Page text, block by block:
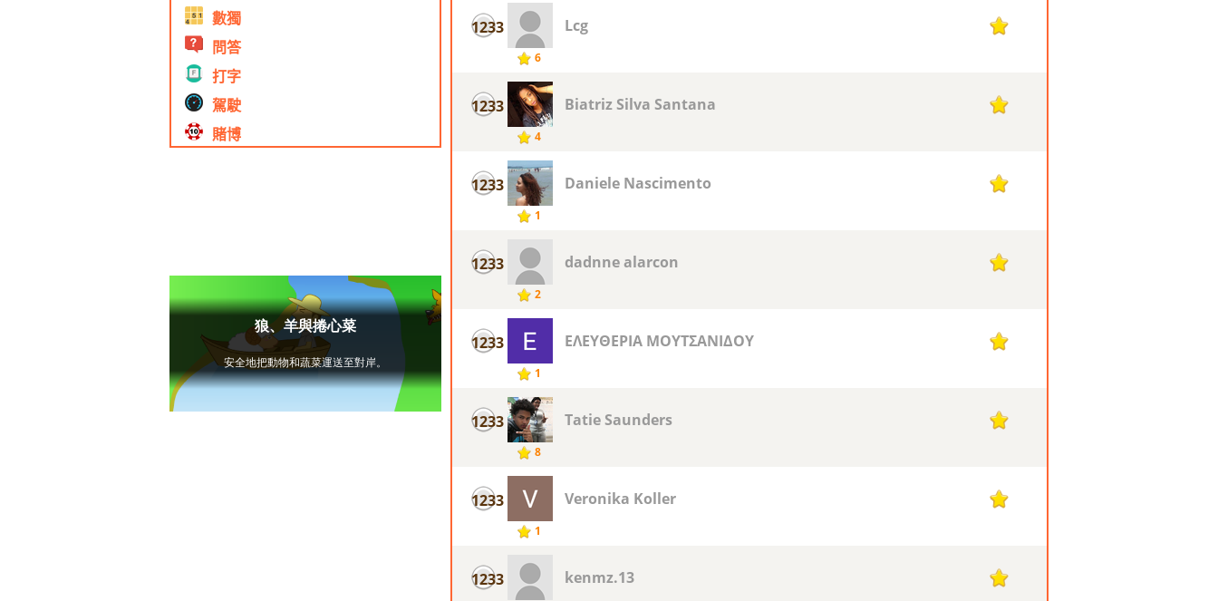
數獨
問答
打字
駕駛
賭博
1233
6
Lcg 1
1233
4
Biatriz Silva Santana 1
1233
1
Daniele Nascimento 1
1233
2
dadnne alarcon 1
1233
1
ΕΛΕΥΘΕΡΙΑ ΜΟΥΤΣΑΝΙΔΟΥ 1
1233
8
Tatie Saunders 1
1233
1
Veronika Koller 1
1233 kenmz.13 1